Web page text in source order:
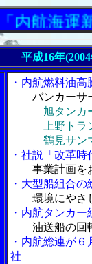
海運新聞
平成16年
・内航燃料油
バンカーサ
旭タンカ
上野トラン
鶴見サンマ
・社説「改革
事業計画を
・大型船組合
環境にやさ
・内航タンカ
油送船の回
・内航総連が
社